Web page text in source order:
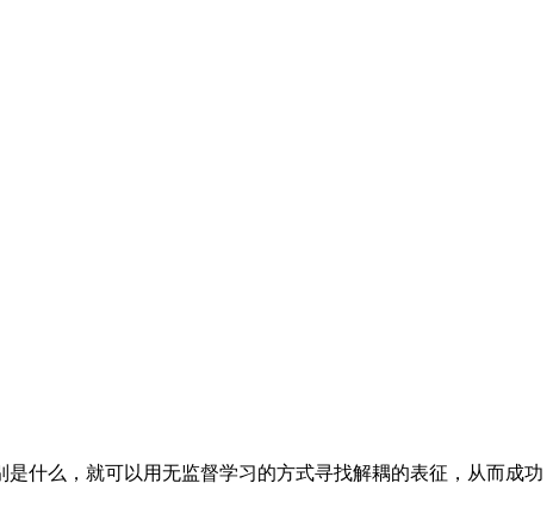
什么，就可以用无监督学习的方式寻找解耦的表征，从而成功